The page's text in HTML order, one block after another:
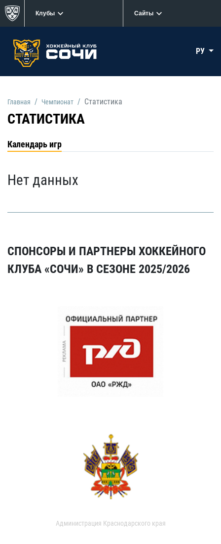
Клубы Сайты
РУ
Главная Чемпионат Статистика
СТАТИСТИКА
Календарь игр
Нет данных
СПОНСОРЫ И ПАРТНЕРЫ ХОККЕЙНОГО
КЛУБА «СОЧИ» В СЕЗОНЕ 2025/2026
Администрация Краснодарского края